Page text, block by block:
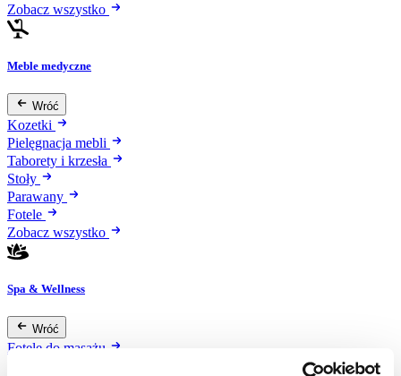
Zobacz wszystko
Meble medyczne
Wróć
Kozetki
Pielęgnacja mebli
Taborety i krzesła
Stoły
Parawany
Fotele
Zobacz wszystko
Spa & Wellness
Wróć
Fotele do masażu